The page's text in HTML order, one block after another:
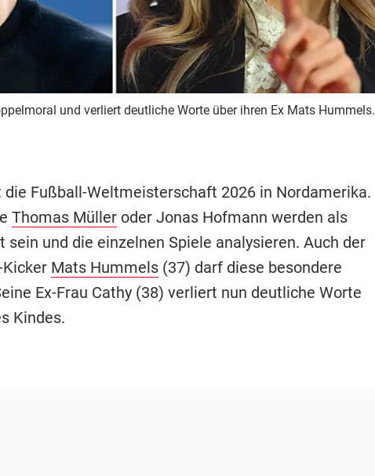
und verliert deutliche Worte über ihren Ex Mats Hummels.
Fußball-Weltmeisterschaft 2026 in Nordamerika.
Thomas Mülleroder Jonas Hofmann werden als
sein und die einzelnen Spiele analysieren. Auch der
Kicker Mats Hummels(37) darf diese besondere
Ex-Frau Cathy (38) verliert nun deutliche Worte
Kindes.